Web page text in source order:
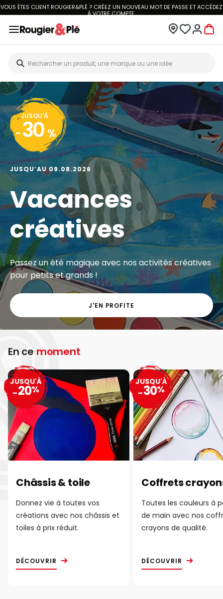
VOUS ÊTES CLIENT ROUGIER&PLÉ ? CRÉEZ UN NOUVEAU MOT DE PASSE ET ACCÉDEZ
ÀVOTRE COMPTE.
JUSQU'À
- 30 %
JUSQU’AU 09.08.2026
Vacances
créatives
Passez un été magique avec nos activités créatives
pour petits et grands !
J'EN PROFITE
En ce moment
Châssis & toile
Donnez vie à toutes vos
créations avec nos châssis et
toiles à prix réduit.
DÉCOUVRIR
JUSQU'À
-20%
Coffrets
Toutes les couleurs à
de main avec nos
crayons de qualité.
DÉCOUVRIR
JUSQU'À
-30%